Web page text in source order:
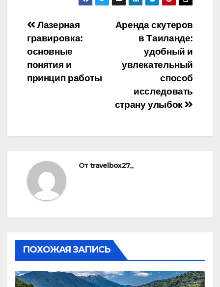
Навигация
по
записям
Аренда скутеров
в Таиланде:
удобный и
увлекательный
способ
исследовать
страну улыбок
Лазерная
гравировка:
основные
понятия и
принцип работы
Отtravelbox27_
ПОХОЖАЯ ЗАПИСЬ